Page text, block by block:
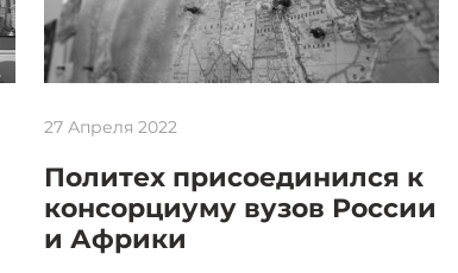
27 Апреля 2022
Политех присоединился к
консорциуму вузов России
и Африки